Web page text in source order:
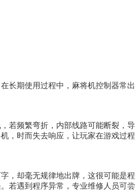
长期使用过程中，麻将机控制器常出
若频繁弯折，内部线路可能断裂，导
，时而失去响应，让玩家在游戏过程
，却毫无规律地出牌，这很可能是程
若遇到程序异常，专业维修人员可尝